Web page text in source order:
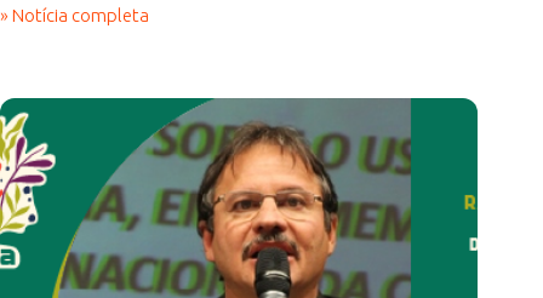
» Notícia completa
Viva
|
Em
Sintonia
com
a
Natureza